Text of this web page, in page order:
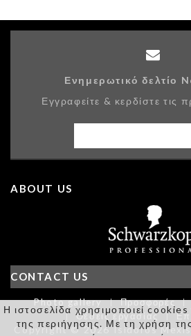
Ενημερωτικό δελτίο
Εγγραφείτε & κερδίστε τις
ABOUT US
CONTACT US
Photo gallery Προσφορές
Θέσεις εργασίας
Copyright © 2026 Isidoros
Η ιστοσελίδα χρησιμοποιεί cookies
της περιήγησης. Με τη χρήση